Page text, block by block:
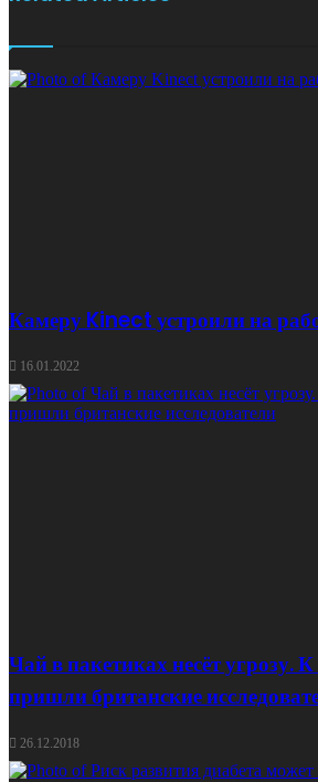
Камеру Kinect устроили на
16.01.2022
Чай в пакетиках несёт угрозу.
пришли британские
26.12.2018